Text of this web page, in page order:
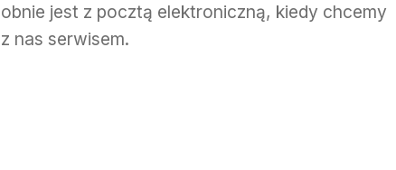
jest z pocztą elektroniczną, kiedy chcemy
nas serwisem.